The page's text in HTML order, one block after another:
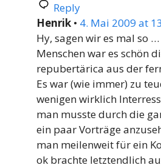
Reply
Henrik • 4. Mai 2009 at
Hy, sagen wir es mal so
Menschen war es schön
repubertärica aus der
Es war (wie immer) zu
wenigen wirklich
man musste durch die
ein paar Vorträge
man meilenweit für ein
ok brachte letztendlich